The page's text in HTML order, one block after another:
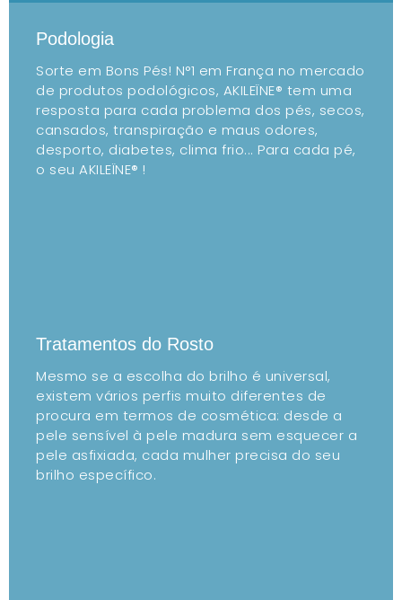
Podologia
Sorte em Bons Pés! N°1 em França no mercado
de produtos podológicos, AKILEÏNE® tem uma
resposta para cada problema dos pés, secos,
cansados, transpiração e maus odores,
desporto, diabetes, clima frio... Para cada pé,
o seu AKILEÏNE® !
Tratamentos do Rosto
Mesmo se a escolha do brilho é universal,
existem vários perfis muito diferentes de
procura em termos de cosmética: desde a
pele sensível à pele madura sem esquecer a
pele asfixiada, cada mulher precisa do seu
brilho específico.